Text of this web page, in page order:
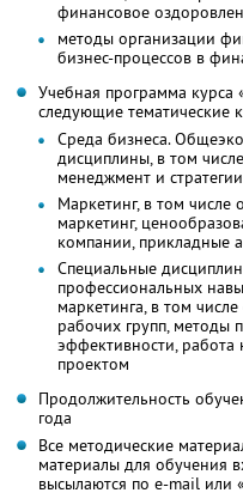
финансовое
методы организации
бизнес-процессов в
Учебная программа курса
следующие тематические
Среда бизнеса.
дисциплины, в том
менеджмент и
Маркетинг, в том числе
маркетинг,
компании, прикладные
Специальные
профессиональных
маркетинга, в том
рабочих групп, методы
эффективности,
проектом
Продолжительность
года
Все методические
материалы для обучения
высылаются по e-mail или